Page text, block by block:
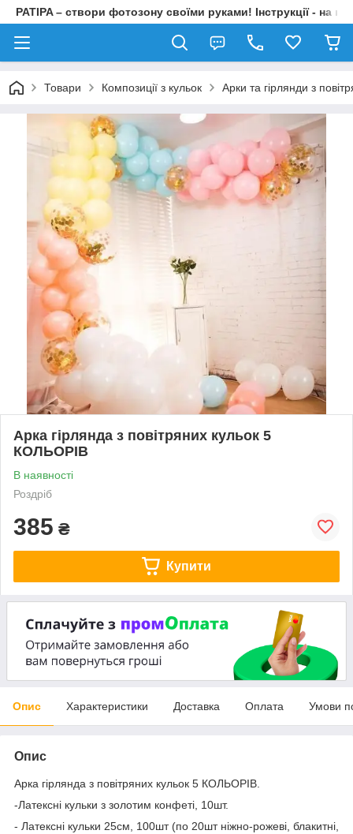
PATIPA – створи фотозону своїми руками! Інструкції - на
Товари Композиції з кульок Арки та гірлянди з
Арка гірлянда з повітряних кульок 5
КОЛЬОРІВ
В наявності
Роздріб
385 ₴
Купити
Опис Характеристики Доставка Оплата Умови
Опис
Арка гірлянда з повітряних кульок 5 КОЛЬОРІВ.
-Латексні кульки з золотим конфеті, 10шт.
- Латексні кульки 25см, 100шт (по 20шт ніжно-рожеві, блакитні,